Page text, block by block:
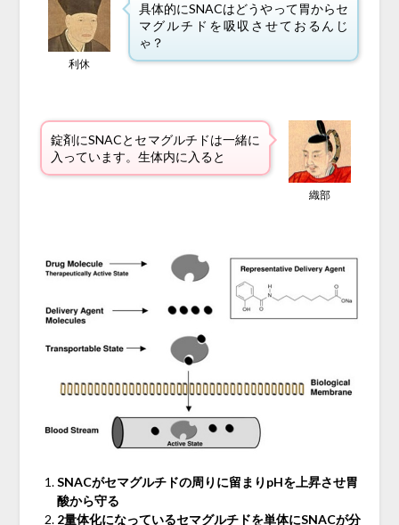
利休
具体的にSNACはどうやって胃からセ
マグルチドを吸収させておるんじ
ゃ？
錠剤にSNACとセマグルチドは一緒に
入っています。生体内に入ると
織部
SNACがセマグルチドの周りに留まりpHを上昇させ胃
酸から守る
2量体化になっているセマグルチドを単体にSNACが分